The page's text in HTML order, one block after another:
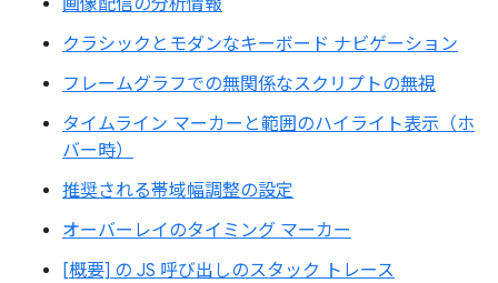
クラシックとモダンなキーボード ナビゲーション
フレームグラフでの無関係なスクリプトの無視
タイムライン マーカーと範囲のハイライト表示（ホ
バー時）
推奨される帯域幅調整の設定
オーバーレイのタイミング マーカー
[概要] の JS 呼び出しのスタック トレース